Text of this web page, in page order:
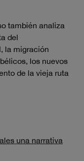
también analiza
del
la migración
los nuevos
de la vieja ruta
una narrativa